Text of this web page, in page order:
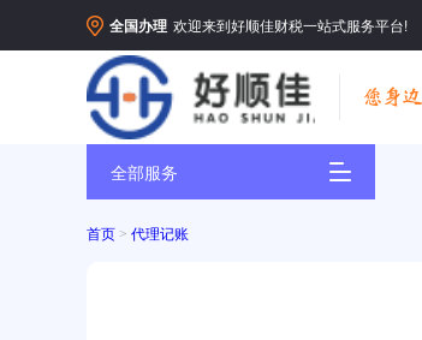
全国办理 欢迎来到好顺佳财税一站式服务平台!
全部服务
首页 > 代理记账